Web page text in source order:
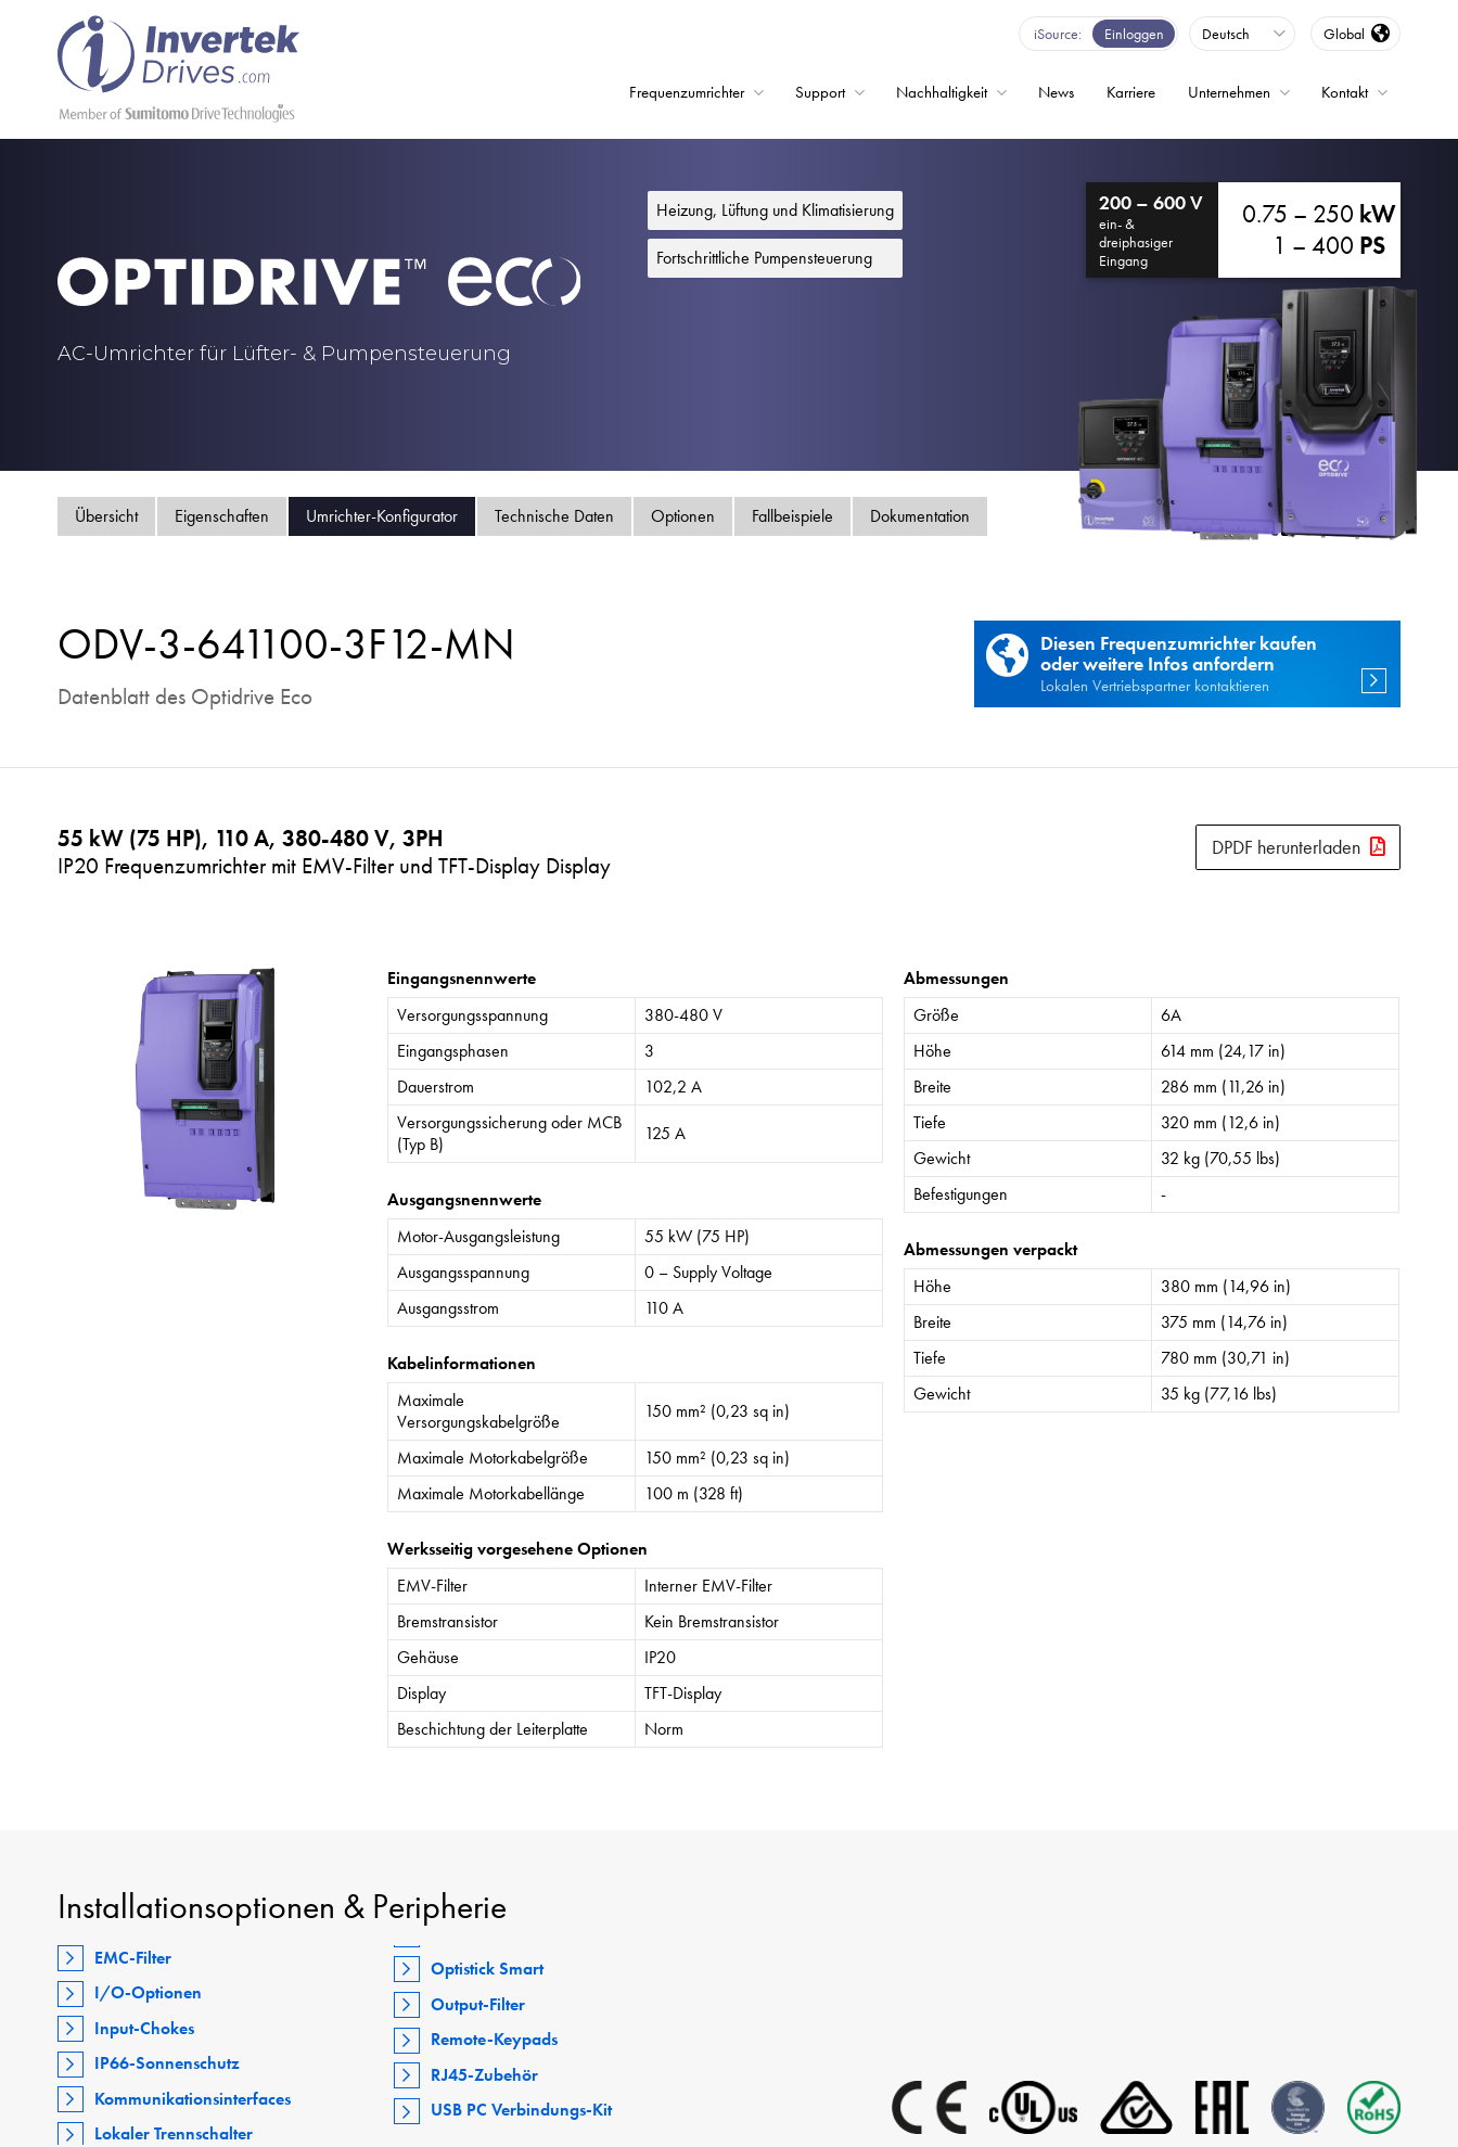
iSource Einloggen Deutsch Global
Frequenzumrichter Support Nachhaltigkeit News Karriere Unternehmen Kontakt
AC-Umrichter für Lüfter- & Pumpensteuerung
Heizung, Lüftung und Klimatisierung
Fortschrittliche Pumpensteuerung
200 – 600 V
ein- &
dreiphasiger
Eingang
0.75 – 250 kW
1 – 400 PS
Übersicht Eigenschaften Umrichter-Konfigurator Technische Daten Optionen Fallbeispiele Dokumentation
ODV-3-641100-3F12-MN
Datenblatt des Optidrive Eco
Diesen Frequenzumrichter kaufen
oder weitere Infos anfordern
Lokalen Vertriebspartner kontaktieren
55 kW (75 HP), 110 A, 380-480 V, 3PH
IP20 Frequenzumrichter mit EMV-Filter und TFT-Display Display
DPDF herunterladen
Eingangsnennwerte
Versorgungsspannung
380-480 V
Eingangsphasen
3
Dauerstrom
102,2 A
Versorgungssicherung oder MCB
(Typ B)
125 A
Ausgangsnennwerte
Motor-Ausgangsleistung
55 kW (75 HP)
Ausgangsspannung
0 – Supply Voltage
Ausgangsstrom
110 A
Kabelinformationen
Maximale
Versorgungskabelgröße
150 mm² (0,23 sq in)
Maximale Motorkabelgröße
150 mm² (0,23 sq in)
Maximale Motorkabellänge
100 m (328 ft)
Werksseitig vorgesehene Optionen
EMV-Filter
Interner EMV-Filter
Bremstransistor
Kein Bremstransistor
Gehäuse
IP20
Display
TFT-Display
Beschichtung der Leiterplatte
Norm
Abmessungen
Größe
6A
Höhe
614 mm (24,17 in)
Breite
286 mm (11,26 in)
Tiefe
320 mm (12,6 in)
Gewicht
32 kg (70,55 lbs)
Befestigungen
-
Abmessungen verpackt
Höhe
380 mm (14,96 in)
Breite
375 mm (14,76 in)
Tiefe
780 mm (30,71 in)
Gewicht
35 kg (77,16 lbs)
Installationsoptionen & Peripherie
EMC-Filter
I/O-Optionen
Input-Chokes
IP66-Sonnenschutz
Kommunikationsinterfaces
Lokaler Trennschalter
Optistick Smart
Output-Filter
Remote-Keypads
RJ45-Zubehör
USB PC Verbindungs-Kit
Frequenzumrichter
Support
Nachhaltigkeit
Datenschutzrichtlinie
Sitemap